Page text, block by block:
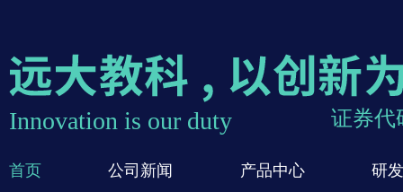
Innovation is our duty 证券代
首页 公司新闻 产品中心 研